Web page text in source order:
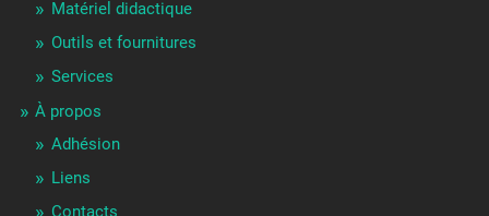
Matériel didactique
Outils et fournitures
Services
À propos
Adhésion
Liens
Contacts